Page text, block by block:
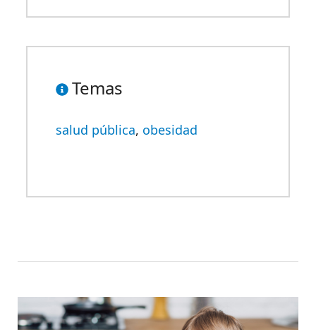
Temas
salud pública, obesidad